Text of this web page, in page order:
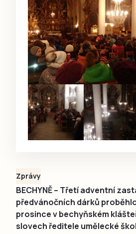
Zprávy
BECHYNĚ – Třetí adventní
předvánočních dárků proběhlo
prosince v bechyňském
slovech ředitele umělecké